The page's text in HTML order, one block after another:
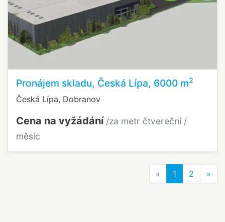
Pronájem skladu, Česká Lípa, 6000 m2
Česká Lípa, Dobranov
Cena na vyžádání /za metr čtvereční /
měsíc
« Previous
1 2 »